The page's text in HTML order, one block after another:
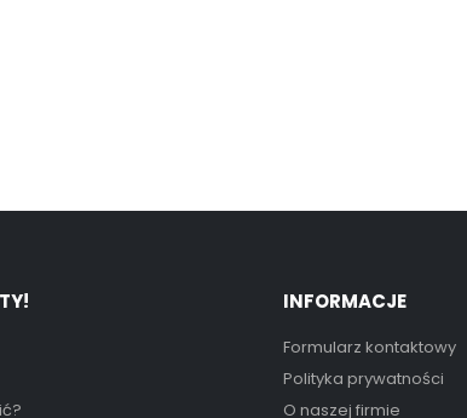
INFORMACJE
Formularz kontaktowy
Polityka prywatności
O naszej firmie